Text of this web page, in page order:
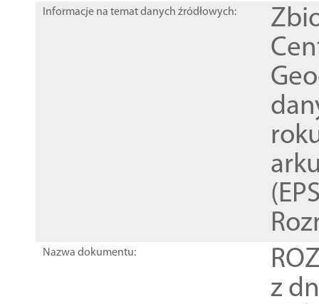
Informacje na temat danych źródłowych:
Nazwa dokumentu:
z